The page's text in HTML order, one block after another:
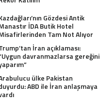
Gözdesi Antik
İDA Butik Hotel
Tam Not Alıyor
İran açıklaması:
davranmazlarsa gereğini
ülke Pakistan
ABD ile İran anlaşmaya